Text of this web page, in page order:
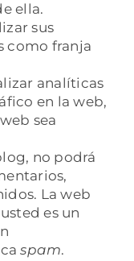
ella.
sus
como franja
analíticas
en la web,
sea
no podrá
La web
es un
spam.